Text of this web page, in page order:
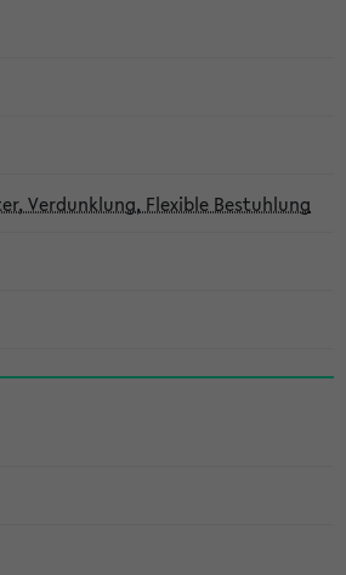
Verdunklung, Flexible Bestuhlung